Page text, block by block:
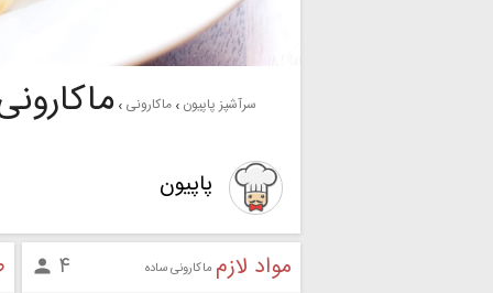
سرآشپز پاپیون ماکارونی
پاپیون
مواد لازم ماکارونی ساده ۴ 